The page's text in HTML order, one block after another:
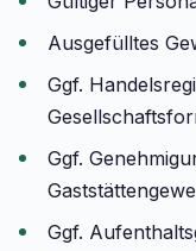
Ausgefülltes
Ggf.
Ggf.
Ggf.